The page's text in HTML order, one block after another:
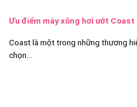
Ưu điểm máy xông hơi ướt
Coast là một trong những thương
chọn...